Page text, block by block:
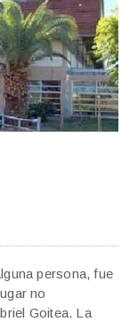
persona, fue
no
Goitea. La